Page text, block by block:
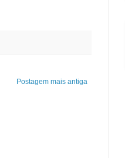
Postagem mais antiga